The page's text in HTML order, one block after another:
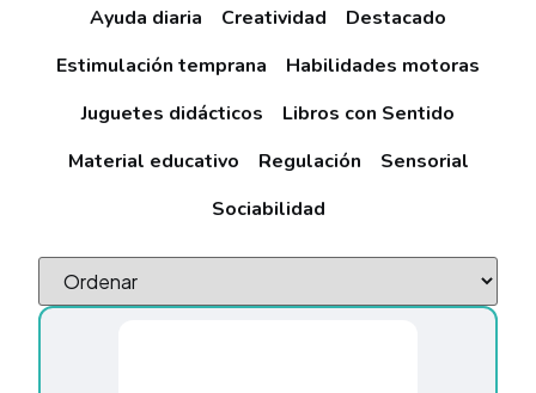
Ayuda diaria
Creatividad
Destacado
Estimulación temprana
Habilidades motoras
Juguetes didácticos
Libros con Sentido
Material educativo
Regulación
Sensorial
Sociabilidad